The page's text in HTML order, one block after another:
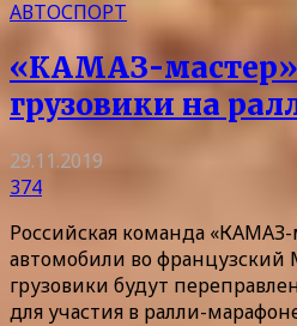
АВТОСПОРТ
«КАМАЗ-мастер»
грузовики на
29.11.2019
374
Российская команда
автомобили во французский
грузовики будут
для участия в ралли-